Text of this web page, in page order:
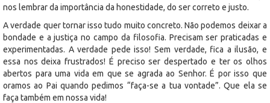
nos lembrar da importância da honestidade, do ser correto e justo.
A verdade quer tornar isso tudo muito concreto. Não podemos deixar a
bondade e a justiça no campo da filosofia. Precisam ser praticadas e
experimentadas. A verdade pede isso! Sem verdade, fica a ilusão, e
essa nos deixa frustrados! É preciso ser despertado e ter os olhos
abertos para uma vida em que se agrada ao Senhor. É por isso que
oramos ao Pai quando pedimos “faça-se a tua vontade”. Que ela se
faça também em nossa vida!